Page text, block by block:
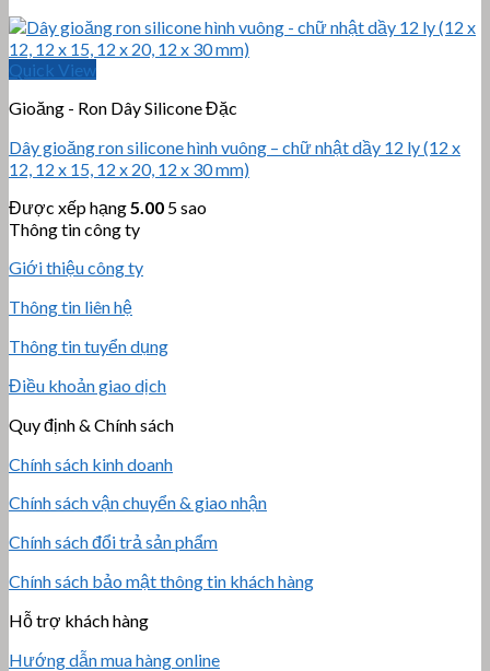
Quick View
Gioăng - Ron Dây Silicone Đặc
Dây gioăng ron silicone hình vuông – chữ nhật dầy 12 ly (12 x
12, 12 x 15, 12 x 20, 12 x 30 mm)
Được xếp hạng5.00 5 sao
Thông tin công ty
Giới thiệu công ty
Thông tin liên hệ
Thông tin tuyển dụng
Điều khoản giao dịch
Quy định & Chính sách
Chính sách kinh doanh
Chính sách vận chuyển & giao nhận
Chính sách đổi trả sản phẩm
Chính sách bảo mật thông tin khách hàng
Hỗ trợ khách hàng
Hướng dẫn mua hàng online